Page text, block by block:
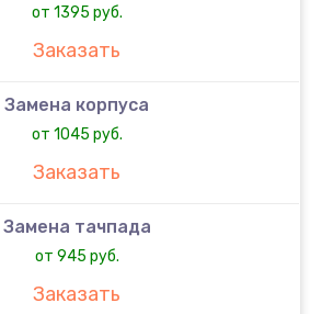
от 1395 руб.
Заказать
Замена корпуса
от 1045 руб.
Заказать
Замена тачпада
от 945 руб.
Заказать